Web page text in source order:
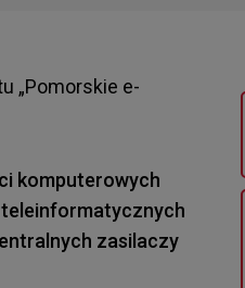
„Pomorskie e-
komputerowych
teleinformatycznych
zasilaczy